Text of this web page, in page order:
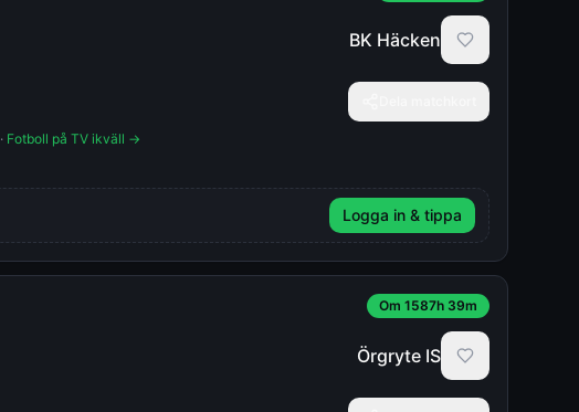
BK Häcken
· Fotboll på TV ikväll →
Logga in & tippa
Om 1587h 39m
Örgryte IS